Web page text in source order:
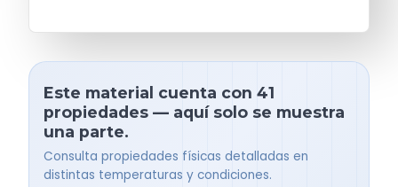
Este material cuenta con 41
propiedades — aquí solo se muestra
una parte.
Consulta propiedades físicas detalladas en
distintas temperaturas y condiciones.